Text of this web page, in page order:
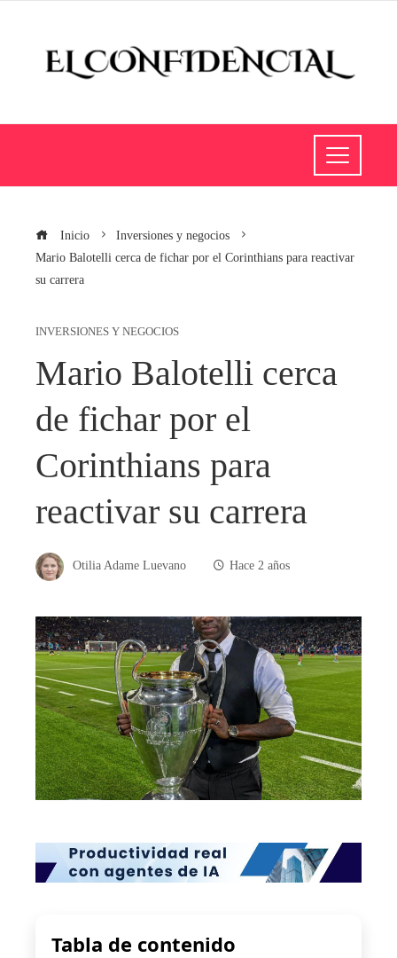
Inicio
Inversiones y negocios
Mario Balotelli cerca de fichar por el Corinthians para reactivar
su carrera
INVERSIONES Y NEGOCIOS
Mario Balotelli cerca
de fichar por el
Corinthians para
reactivar su carrera
Otilia Adame Luevano Hace 2 años
Tabla de contenido